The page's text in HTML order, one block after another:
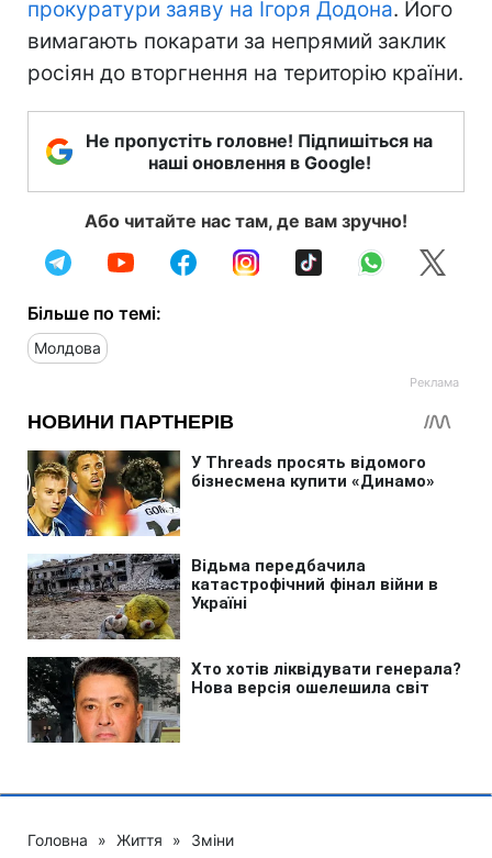
прокуратури заяву на Ігоря Додона. Його
вимагають покарати за непрямий заклик
росіян до вторгнення на територію країни.
Не пропустіть головне! Підпишіться на
наші оновлення в Google!
Або читайте нас там, де вам зручно!
Більше по темі:
Молдова
Головна » Життя » Зміни